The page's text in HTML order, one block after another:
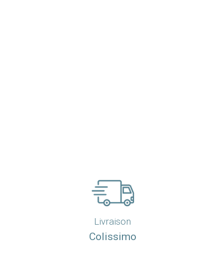
Livraison
Colissimo